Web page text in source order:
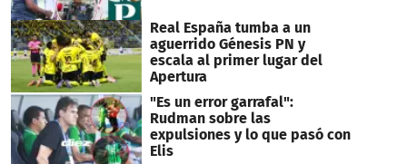
Real España tumba a un
aguerrido Génesis PN y
escala al primer lugar del
Apertura
"Es un error garrafal":
Rudman sobre las
expulsiones y lo que pasó con
Elis